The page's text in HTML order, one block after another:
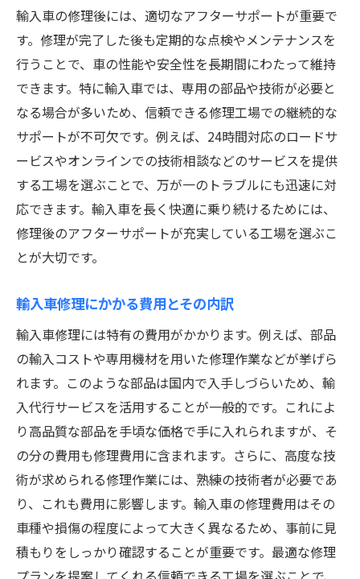
輸入車修理に関する最新情報を収集する
修理時に知っておくべき法規制とその対応
部品調達の流れとその注意点
修理期間中の代車サービスとその利用法
輸入車特有の修理トラブル事例と対策
埼玉県の輸入車修理におけるトレンド情報
輸入車の修理後には、適切なアフターサポートが重要で
す。修理が完了した後も定期的な点検やメンテナンスを
行うことで、車の性能や安全性を長期間にわたって維持
できます。特に輸入車では、専用の部品や技術が必要と
なる場合が多いため、信頼できる修理工場での継続的な
サポートが不可欠です。例えば、24時間対応のロードサ
ービスやオンラインでの技術相談などのサービスを提供
する工場を選ぶことで、万が一のトラブルにも迅速に対
応できます。輸入車を長く快適に乗り続けるためには、
修理後のアフターサポートが充実している工場を選ぶこ
とが大切です。
輸入車修理にかかる費用とその内訳
輸入車修理には特有の費用がかかります。例えば、部品
の輸入コストや専用機材を用いた修理作業などが挙げら
れます。このような部品は国内で入手しづらいため、輸
入代行サービスを活用することが一般的です。これによ
り高品質な部品を手頃な価格で手に入れられますが、そ
の分の費用も修理費用に含まれます。さらに、高度な技
術が求められる修理作業には、熟練の技術者が必要であ
り、これも費用に影響します。輸入車の修理費用はその
車種や損傷の程度によって大きく異なるため、事前に見
積もりをしっかり確認することが重要です。最適な修理